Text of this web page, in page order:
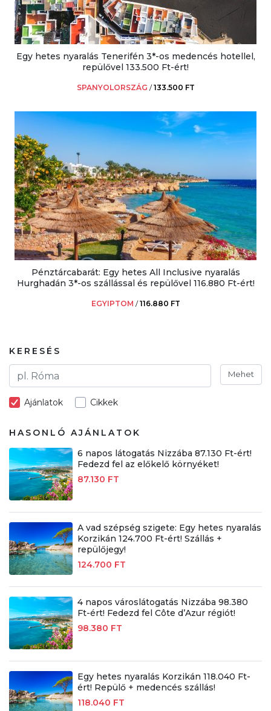
Egy hetes nyaralás Tenerifén 3*-os medencés hotellel,
repülővel 133.500 Ft-ért!
SPANYOLORSZÁG /133.500 FT
Pénztárcabarát: Egy hetes All Inclusive nyaralás
Hurghadán 3*-os szállással és repülővel 116.880 Ft-ért!
EGYIPTOM /116.880 FT
KERESÉS
Mehet
Ajánlatok Cikkek
HASONLÓ AJÁNLATOK
6 napos látogatás Nizzába 87.130 Ft-ért!
Fedezd fel az előkelő környéket!
87.130 FT
A vad szépség szigete: Egy hetes nyaralás
Korzikán 124.700 Ft-ért! Szállás +
repülőjegy!
124.700 FT
4 napos városlátogatás Nizzába 98.380
Ft-ért! Fedezd fel Côte d’Azur régiót!
98.380 FT
Egy hetes nyaralás Korzikán 118.040 Ft-
ért! Repülő + medencés szállás!
118.040 FT